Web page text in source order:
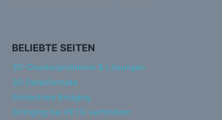
BELIEBTE SEITEN
3D-Druckerprobleme & Lösungen
3D Dateiformate
Schlechtes Bridging
Stringing bei PETG verhindern